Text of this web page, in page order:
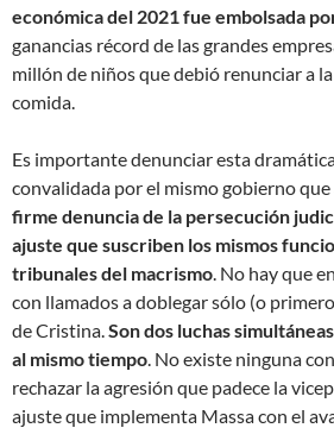
económica del 2021 fue embolsada
ganancias récord de las grandes
millón de niños que debió renunciar a
comida.
Es importante denunciar esta
convalidada por el mismo gobierno que
firme denuncia de la persecución
ajuste que suscriben los mismos
tribunales del macrismo. No hay que
con llamados a doblegar sólo (o
de Cristina.Son dos luchas
al mismo tiempo. No existe ninguna
rechazar la agresión que padece la
ajuste que implementa Massa con el